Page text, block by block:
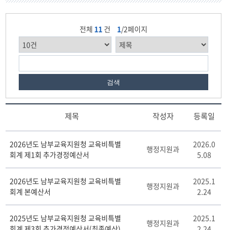
전체 11 건 1/2페이지
검색
부
교
육
지
원
제목 작성자 등록일
2026년도 남부교육지원청 교육비특별
회계 제1회 추가경정예산서
행정지원과
2026.0
5.08
2026년도 남부교육지원청 교육비특별
회계 본예산서
행정지원과
2025.1
2.24
2025년도 남부교육지원청 교육비특별
행정지원과
2025.1